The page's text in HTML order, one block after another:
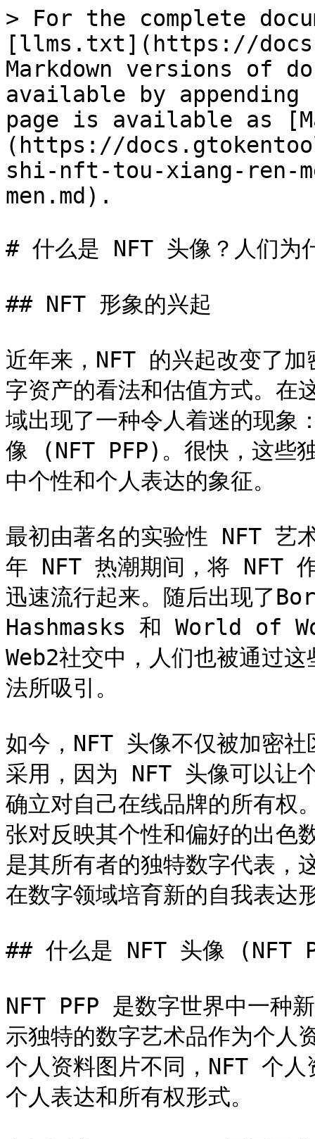
> For the complete
[llms.txt](https://
Markdown versions of
available by
page is available as
(https://
shi-nft-tou-xiang-ren-
men.md).
# 什么是 NFT 头像？人们为
## NFT 形象的兴起
近年来，NFT 的兴起改变了
字资产的看法和估值方式。在
域出现了一种令人着迷的现象
像 (NFT PFP)。很快，这些
中个性和个人表达的象征。
最初由著名的实验性 NFT
年 NFT 热潮期间，将 NFT
迅速流行起来。随后出现
Hashmasks 和 World of
Web2社交中，人们也被通过
法所吸引。
如今，NFT 头像不仅被加密
采用，因为 NFT 头像可以让
确立对自己在线品牌的所有权
张对反映其个性和偏好的出色
是其所有者的独特数字代表，
在数字领域培育新的自我表达
## 什么是 NFT 头像 (NFT
NFT PFP 是数字世界中一种
示独特的数字艺术品作为个人
个人资料图片不同，NFT 个
个人表达和所有权形式。